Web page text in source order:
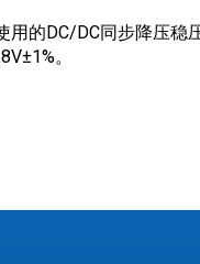
用的DC/DC同步降压
。